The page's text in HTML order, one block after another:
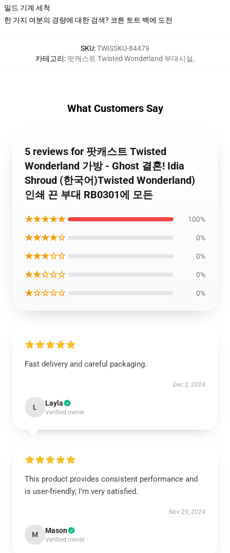
밀드 기계 세척
한 가지 여분의 경량에 대한 검색? 코튼 토트 백에 도전
SKU:TWISSKU-84479
카테고리: 팟캐스트 Twisted Wonderland 부대시설,
What Customers Say
5 reviews for 팟캐스트 Twisted
Wonderland 가방 - Ghost 결혼! Idia
Shroud (한국어)Twisted Wonderland)
인쇄 끈 부대 RB0301에 모든
★★★★★ 100%
★★★★☆ 0%
★★★☆☆ 0%
★★☆☆☆ 0%
★☆☆☆☆ 0%
Fast delivery and careful packaging.
Dec 2, 2024
L Layla
Verified owner
This product provides consistent performance and
is user-friendly; I’m very satisfied.
Nov 29, 2024
M Mason
Verified owner